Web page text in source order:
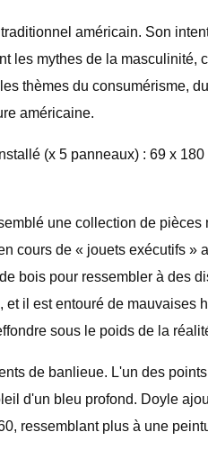
américain. Son
mythes de la
thèmes du consumérisme,
américaine.
(x 5 panneaux) : 69 x
une collection de
de « jouets exécutifs »
bois pour ressembler à des
il est entouré de
sous le poids de la
de banlieue. L'un des
d'un bleu profond. Doyle
ressemblant plus à une